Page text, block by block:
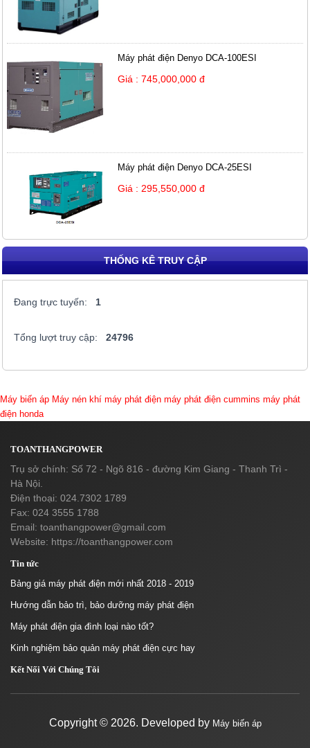
Máy phát điện Denyo DCA-100ESI
Giá : 745,000,000 đ
Máy phát điện Denyo DCA-25ESI
Giá : 295,550,000 đ
THỐNG KÊ TRUY CẬP
Đang trực tuyến: 1
Tổng lượt truy cập: 24796
Máy biến áp Máy nén khí máy phát điện máy phát điện cummins máy phát
điện honda
TOANTHANGPOWER
Trụ sở chính: Số 72 - Ngõ 816 - đường Kim Giang - Thanh Trì -
Hà Nội.
Điện thoại: 024.7302 1789
Fax: 024 3555 1788
Email: toanthangpower@gmail.com
Website: https://toanthangpower.com
Tin tức
Bảng giá máy phát điện mới nhất 2018 - 2019
Hướng dẫn bảo trì, bảo dưỡng máy phát điện
Máy phát điện gia đình loại nào tốt?
Kinh nghiệm bảo quản máy phát điện cực hay
Kết Nối Với Chúng Tôi
Copyright © 2026. Developed by Máy biến áp